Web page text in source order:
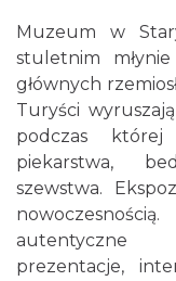
Muzeum w
stuletnim
głównych
Turyści
podczas której
piekarstwa,
szewstwa.
autentyczne
prezentacje,